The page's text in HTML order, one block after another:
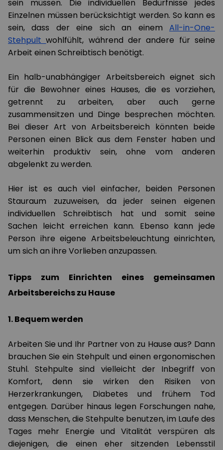
sein müssen. Die individuellen Bedürfnisse jedes
Einzelnen müssen berücksichtigt werden. So kann es
sein, dass der eine sich an einem All-in-One-
Stehpultwohlfühlt, während der andere für seine
Arbeit einen Schreibtisch benötigt.
Ein halb-unabhängiger Arbeitsbereich eignet sich
für die Bewohner eines Hauses, die es vorziehen,
getrennt zu arbeiten, aber auch gerne
zusammensitzen und Dinge besprechen möchten.
Bei dieser Art von Arbeitsbereich könnten beide
Personen einen Blick aus dem Fenster haben und
weiterhin produktiv sein, ohne vom anderen
abgelenkt zu werden.
Hier ist es auch viel einfacher, beiden Personen
Stauraum zuzuweisen, da jeder seinen eigenen
individuellen Schreibtisch hat und somit seine
Sachen leicht erreichen kann. Ebenso kann jede
Person ihre eigene Arbeitsbeleuchtung einrichten,
um sich an ihre Vorlieben anzupassen.
Tipps zum Einrichten eines gemeinsamen
Arbeitsbereichs zu Hause
1. Bequem werden
Arbeiten Sie und Ihr Partner von zu Hause aus? Dann
brauchen Sie ein Stehpult und einen ergonomischen
Stuhl. Stehpulte sind vielleicht der Inbegriff von
Komfort, denn sie wirken den Risiken von
Herzerkrankungen, Diabetes und frühem Tod
entgegen. Darüber hinaus legen Forschungen nahe,
dass Menschen, die Stehpulte benutzen, im Laufe des
Tages mehr Energie und Vitalität verspüren als
diejenigen, die einen eher sitzenden Lebensstil